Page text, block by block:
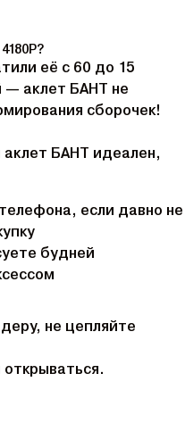
её с 60 до 15
— аклет БАНТ не
сборочек!
аклет БАНТ идеален,
если давно не
будней
не цепляйте
открываться.